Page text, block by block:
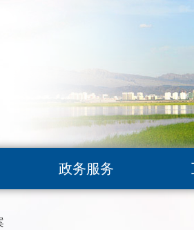
政务服务